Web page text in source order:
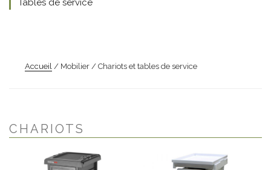
Accueil / Mobilier / Chariots et tables de service
CHARIOTS
Tables de service